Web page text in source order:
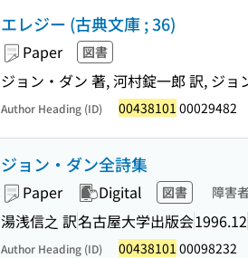
エレジー (古典文庫 ; 36)
Paper 図書
ジョン・ダン 著, 河村錠一郎 訳, ジョ
Author Heading (ID) 00438101 00029482
ジョン・ダン全詩集
Paper Digital 図書 障害
湯浅信之 訳名古屋大学出版会1996.12
Author Heading (ID) 00438101 00098232